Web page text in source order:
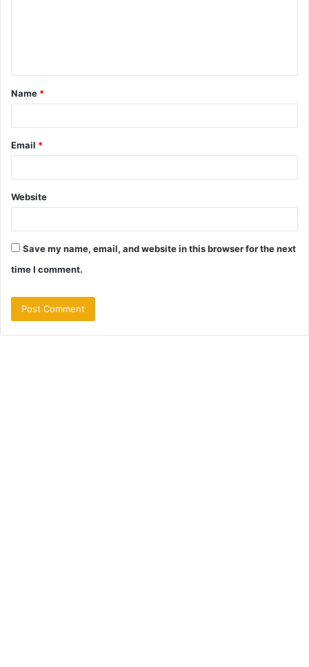
t
*
Name *
Email *
Website
Save my name, email, and website in this browser for the next
time I comment.